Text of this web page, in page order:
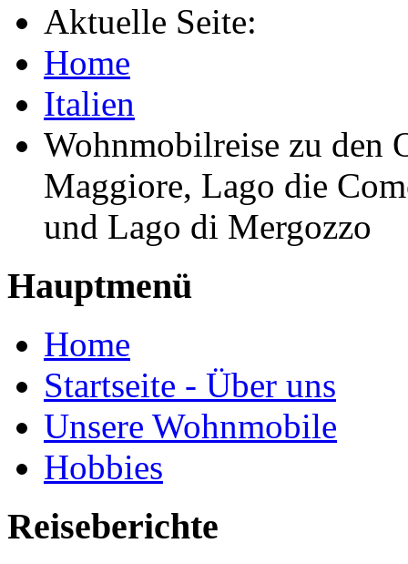
Aktuelle Seite:
Home
Italien
Wohnmobilreise zu den
Maggiore, Lago die
und Lago di Mergozzo
Hauptmenü
Home
Startseite - Über uns
Unsere Wohnmobile
Hobbies
Reiseberichte